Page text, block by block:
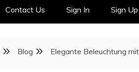
Contact Us Sign In Sign Up
Blog Elegante Beleuchtung